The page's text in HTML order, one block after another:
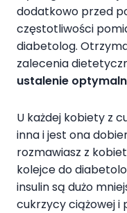
dodatkowo przed
częstotliwości
diabetolog.
zalecenia
ustalenie
U każdej kobiety z
inna i jest ona
rozmawiasz z
kolejce do
insulin są dużo
cukrzycy ciążowej i